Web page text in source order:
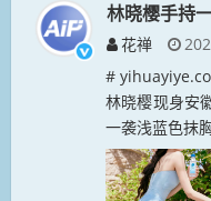
林晓樱手持
花禅
#
林晓樱现身安
一袭浅蓝色抹